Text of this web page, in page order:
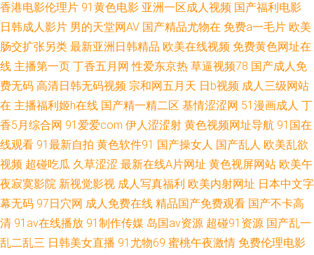
韩欧美国产高清蜜月 AVAV变态 免费高清电影网站大全 有中文字幕的 国产一
级一片免费播放 四虎网久久 久久机热精品27 亚洲欧美一区二区三区 国产日
逼网 微拍国产 成熟少妇AV片在线观看 欧洲三级片片区 最新色片 九九九国产
精品 亚洲高清不卡视频 国产福利影院精品 日本无码人妻精品一区二区视频
日本高清免费不卡 91四级片导航 蜜桃AV鲁一 亚洲一区二区三区不卡 国产片
在线观看你懂得 深夜免费网站 超碰香蕉99 日韩午夜在线观看 二哥电影网 日
香港电影伦理片 91黄色电影 亚洲一区成人视频 国产福利电影
日韩成人影片 男的天堂网AV 国产精品尤物在 免费a一毛片 欧美
肠交扩张另类 最新亚洲日韩精品 欧美在线视频 免费黄色网址在
线 主播第一页 丁香五月网 性爱东京热 草逼视频78 国产成人免
费无码 高清日韩无码视频 宗和网五月天 日b视频 成人三级网站
在 主播福利姬h在线 国产精一精二区 基情涩涩网 51漫画成人 丁
香5月综合网 91爱爱com 伊人涩涩射 黄色视频网址导航 91国在
线观看 91最新自拍 黄色软件91 国产操女人 国产乱人 欧美乱欲
视频 超碰吃瓜 久草涩涩 最新在线A片网址 黄色视屏网站 欧美午
夜寂寞影院 新视觉影视 成人写真福利 欧美内射网址 日本中文字
幕无码 97日穴网 成人免费在线 精品国产免费观看 国产不卡高
清 91av在线播放 91制作传媒 岛国av资源 超碰91资源 国产乱一
乱二乱三 日韩美女直播 91尤物69 蜜桃午夜激情 免费伦理电影